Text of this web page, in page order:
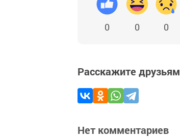
0 0 0
Расскажите друзьям
Нет комментариев